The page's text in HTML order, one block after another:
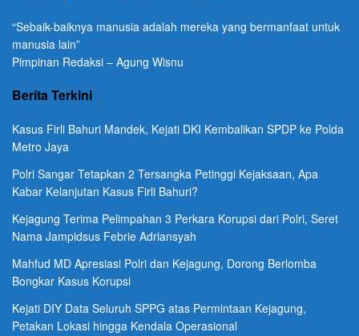
“Sebaik-baiknya manusia adalah mereka yang bermanfaat untuk
manusia lain”
Pimpinan Redaksi – Agung Wisnu
Berita Terkini
Kasus Firli Bahuri Mandek, Kejati DKI Kembalikan SPDP ke Polda
Metro Jaya
Polri Sangar Tetapkan 2 Tersangka Petinggi Kejaksaan, Apa
Kabar Kelanjutan Kasus Firli Bahuri?
Kejagung Terima Pelimpahan 3 Perkara Korupsi dari Polri, Seret
Nama Jampidsus Febrie Adriansyah
Mahfud MD Apresiasi Polri dan Kejagung, Dorong Berlomba
Bongkar Kasus Korupsi
Kejati DIY Data Seluruh SPPG atas Permintaan Kejagung,
Petakan Lokasi hingga Kendala Operasional